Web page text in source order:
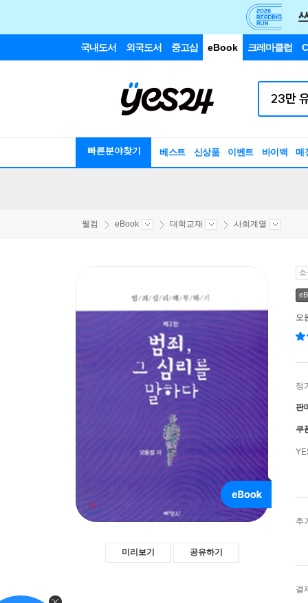
국내도서 외국도서 중고샵 eBook 크레마클럽
빠른분야찾기 베스트 신상품 이벤트 바이백 매
웰컴 eBook 대학교재 사회계열
미리보기 공유하기
오
정
판
쿠
추
결